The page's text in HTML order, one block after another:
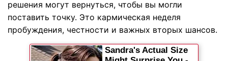
решения могут вернуться, чтобы вы могли
поставить точку. Это кармическая неделя
пробуждения, честности и важных вторых шансов.